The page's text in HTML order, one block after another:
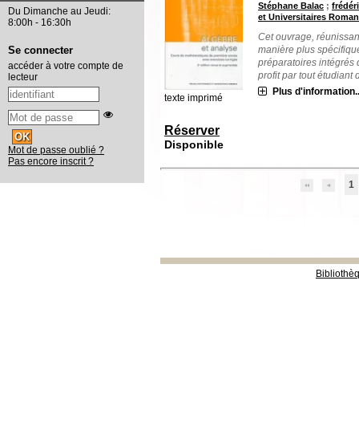
texte imprimé
Stéphane Balac ;
et Universitaires
Cet ouvrage,
manière plus
préparatoires intégrés
profit par tout étudiant
Plus
Réserver
Disponible
1
Du Dimanche au Jeudi:
8:00h - 16:30h
Se connecter
accéder à votre compte de
lecteur
Mot de passe oublié ?
Pas encore inscrit ?